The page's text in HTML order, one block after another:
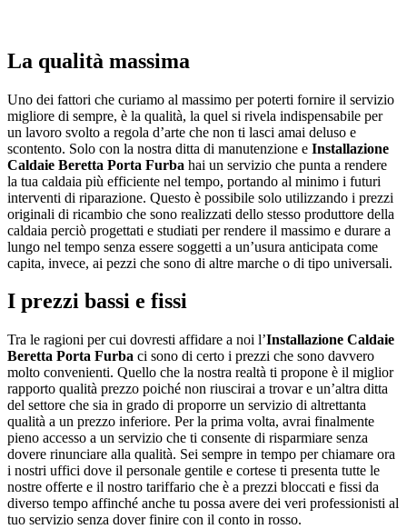
La qualità massima
Uno dei fattori che curiamo al massimo per poterti fornire il servizio
migliore di sempre, è la qualità, la quel si rivela indispensabile per
un lavoro svolto a regola d’arte che non ti lasci amai deluso e
scontento. Solo con la nostra ditta di manutenzione e Installazione
Caldaie Beretta Porta Furba hai un servizio che punta a rendere
la tua caldaia più efficiente nel tempo, portando al minimo i futuri
interventi di riparazione. Questo è possibile solo utilizzando i prezzi
originali di ricambio che sono realizzati dello stesso produttore della
caldaia perciò progettati e studiati per rendere il massimo e durare a
lungo nel tempo senza essere soggetti a un’usura anticipata come
capita, invece, ai pezzi che sono di altre marche o di tipo universali.
I prezzi bassi e fissi
Tra le ragioni per cui dovresti affidare a noi l’Installazione Caldaie
Beretta Porta Furba ci sono di certo i prezzi che sono davvero
molto convenienti. Quello che la nostra realtà ti propone è il miglior
rapporto qualità prezzo poiché non riuscirai a trovar e un’altra ditta
del settore che sia in grado di proporre un servizio di altrettanta
qualità a un prezzo inferiore. Per la prima volta, avrai finalmente
pieno accesso a un servizio che ti consente di risparmiare senza
dovere rinunciare alla qualità. Sei sempre in tempo per chiamare ora
i nostri uffici dove il personale gentile e cortese ti presenta tutte le
nostre offerte e il nostro tariffario che è a prezzi bloccati e fissi da
diverso tempo affinché anche tu possa avere dei veri professionisti al
tuo servizio senza dover finire con il conto in rosso.